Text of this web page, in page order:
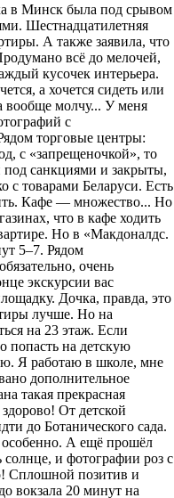
в Минск была под срывом
Шестнадцатилетняя
А также заявила, что
всё до мелочей,
кусочек интерьера.
а хочется сидеть или
вообще молчу... У меня
с
торговые центры:
с «запрещеночкой», то
под санкциями и закрыты,
товарами Беларуси. Есть
Кафе — множество... Но
что в кафе ходить
Но в «Макдоналдс.
5–7. Рядом
очень
экскурсии вас
Дочка, правда, это
лучше. Но на
на 23 этаж. Если
попасть на детскую
Я работаю в школе, мне
дополнительное
такая прекрасная
От детской
до Ботанического сада.
особенно. А ещё прошёл
и фотографии роз с
Сплошной позитив и
вокзала 20 минут на